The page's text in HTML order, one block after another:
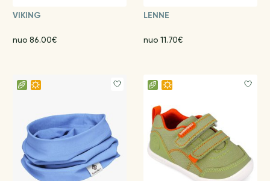
VIKING
nuo 86.00€
LENNE
nuo 11.70€